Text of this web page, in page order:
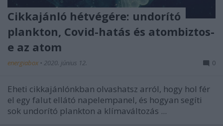
Cikkajánló hétvégére: undorító
plankton, Covid-hatás és atombiztos-
e az atom
energiabox • 2020. június 12. 0
Eheti cikkajánlónkban olvashatsz arról, hogy hol fér
el egy falut ellátó napelempanel, és hogyan segíti
sok undorító plankton a klímaváltozás ...